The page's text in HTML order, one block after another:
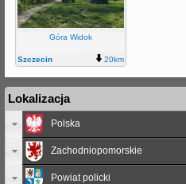
Góra Widok
Szczecin 20km
Lokalizacja
Polska
Zachodniopomorskie
Powiat policki